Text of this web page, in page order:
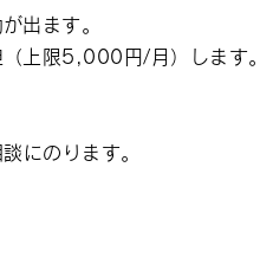
出ます。
上限5,000円/月）します。
にのります。